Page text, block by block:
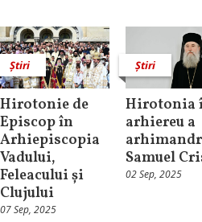
Știri
Hirotonie de
Episcop în
Arhiepiscopia
Vadului,
Feleacului și
Clujului
07 Sep, 2025
Știri
Hirotonia
arhiereu a
Samuel
02 Sep, 2025